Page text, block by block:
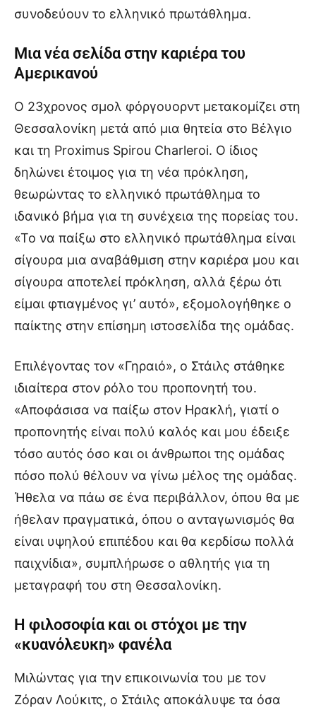
συνοδεύουν το ελληνικό πρωτάθλημα.
Μια νέα σελίδα στην καριέρα του
Αμερικανού
Ο 23χρονος σμολ φόργουορντ μετακομίζει στη
Θεσσαλονίκη μετά από μια θητεία στο Βέλγιο
και τη Proximus Spirou Charleroi. Ο ίδιος
δηλώνει έτοιμος για τη νέα πρόκληση,
θεωρώντας το ελληνικό πρωτάθλημα το
ιδανικό βήμα για τη συνέχεια της πορείας του.
«Το να παίξω στο ελληνικό πρωτάθλημα είναι
σίγουρα μια αναβάθμιση στην καριέρα μου και
σίγουρα αποτελεί πρόκληση, αλλά ξέρω ότι
είμαι φτιαγμένος γι’ αυτό», εξομολογήθηκε ο
παίκτης στην επίσημη ιστοσελίδα της ομάδας.
Επιλέγοντας τον «Γηραιό», ο Στάιλς στάθηκε
ιδιαίτερα στον ρόλο του προπονητή του.
«Αποφάσισα να παίξω στον Ηρακλή, γιατί ο
προπονητής είναι πολύ καλός και μου έδειξε
τόσο αυτός όσο και οι άνθρωποι της ομάδας
πόσο πολύ θέλουν να γίνω μέλος της ομάδας.
Ήθελα να πάω σε ένα περιβάλλον, όπου θα με
ήθελαν πραγματικά, όπου ο ανταγωνισμός θα
είναι υψηλού επιπέδου και θα κερδίσω πολλά
παιχνίδια», συμπλήρωσε ο αθλητής για τη
μεταγραφή του στη Θεσσαλονίκη.
Η φιλοσοφία και οι στόχοι με την
«κυανόλευκη» φανέλα
Μιλώντας για την επικοινωνία του με τον
Ζόραν Λούκιτς, ο Στάιλς αποκάλυψε τα όσα